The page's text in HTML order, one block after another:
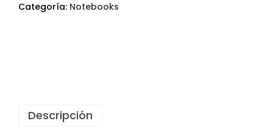
Categoría: Notebooks
Descripción